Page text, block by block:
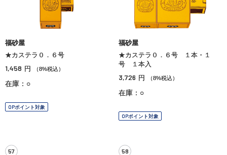
福砂屋
★カステラ０．６号
1,458 円 （8%税込）
在庫：○
OPポイント対象
福砂屋
★カステラ０．６号 １本・１
号 １本入
3,726 円 （8%税込）
在庫：○
OPポイント対象
57 58